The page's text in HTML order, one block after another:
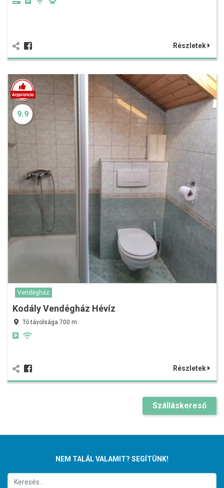
Részletek
9.9
Vendégház
Kodály Vendégház Hévíz
Tó távolsága 700 m
Részletek
Szálláskereső
NEM TALÁL VALAMIT? SEGÍTÜNK!